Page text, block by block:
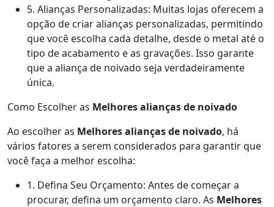
5. Alianças Personalizadas: Muitas lojas oferecem a
opção de criar alianças personalizadas, permitindo
que você escolha cada detalhe, desde o metal até o
tipo de acabamento e as gravações. Isso garante
que a aliança de noivado seja verdadeiramente
única.
Como Escolher as Melhores alianças de noivado
Ao escolher as Melhores alianças de noivado, há
vários fatores a serem considerados para garantir que
você faça a melhor escolha:
1. Defina Seu Orçamento: Antes de começar a
procurar, defina um orçamento claro. As Melhores